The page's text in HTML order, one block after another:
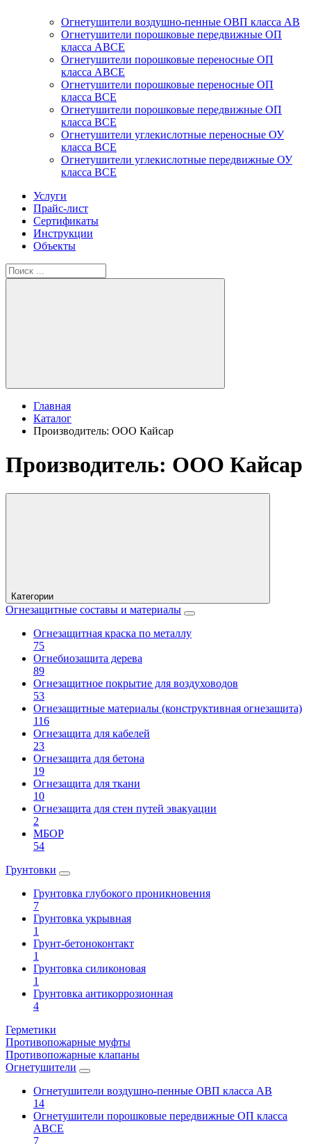
Огнетушители воздушно-пенные ОВП класса АВ
Огнетушители порошковые передвижные ОП
класса АВСЕ
Огнетушители порошковые переносные ОП
класса АВСЕ
Огнетушители порошковые переносные ОП
класса ВСЕ
Огнетушители порошковые передвижные ОП
класса ВСЕ
Огнетушители углекислотные переносные ОУ
класса ВСЕ
Огнетушители углекислотные передвижные ОУ
класса ВСЕ
Услуги
Прайс-лист
Сертификаты
Инструкции
Объекты
Главная
Каталог
Производитель: ООО Кайсар
Производитель: ООО Кайсар
Категории
Огнезащитные составы и материалы
Огнезащитная краска по металлу
75
Огнебиозащита дерева
89
Огнезащитное покрытие для воздуховодов
53
Огнезащитные материалы (конструктивная огнезащита)
116
Огнезащита для кабелей
23
Огнезащита для бетона
19
Огнезащита для ткани
10
Огнезащита для стен путей эвакуации
2
МБОР
54
Грунтовки
Грунтовка глубокого проникновения
7
Грунтовка укрывная
1
Грунт-бетоноконтакт
1
Грунтовка силиконовая
1
Грунтовка антикоррозионная
4
Герметики
Противопожарные муфты
Противопожарные клапаны
Огнетушители
Огнетушители воздушно-пенные ОВП класса АВ
14
Огнетушители порошковые передвижные ОП класса
АВСЕ
7